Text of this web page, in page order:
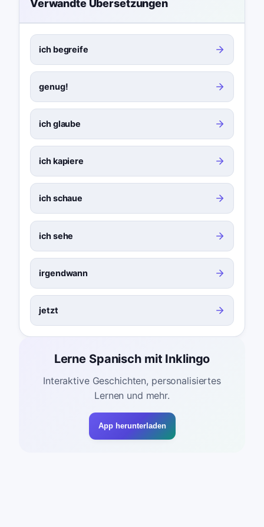
Verwandte Übersetzungen
ich begreife
genug!
ich glaube
ich kapiere
ich schaue
ich sehe
irgendwann
jetzt
Lerne Spanisch mit Inklingo
Interaktive Geschichten, personalisiertes
Lernen und mehr.
App herunterladen